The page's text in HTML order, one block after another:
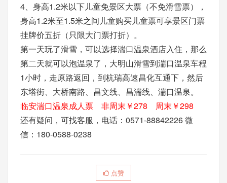
4、身高1.2米以下儿童免景区大票（不免滑雪票），
身高1.2米至1.5米之间儿童购买儿童票可享景区门票
挂牌价五折（只限大门票打折）。
第一天玩了滑雪，可以选择湍口温泉酒店入住，那么
第二天就可以泡温泉了，大明山滑雪到湍口温泉车程
1小时，走原路返回，到杭瑞高速昌化互通下，然后
东塔街、大桥南路、昌文线、昌湍线、湍口温泉。
临安湍口温泉成人票 非周末￥278 周末￥298
还有疑问，可找客服，电话：0571-88842226 微
信：180-0588-0238
点赞